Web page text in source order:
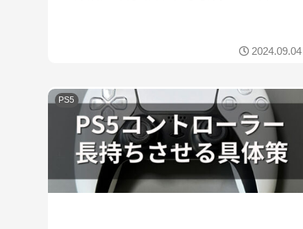
2024.09.04
PS5